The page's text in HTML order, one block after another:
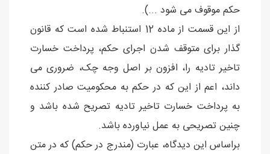
حکم موقوف می شود ...).
از این قسمت از ماده 12 استنباط شده است که قانون
گذار برای متوقف شدن اجرای حکم، پرداخت خسارت
تاخیر تادیه را، افزون بر اصل وجه چک، ضروری می
داند، اعم از این که در حکم به محکومیت صادر کننده
به پرداخت خسارت تاخیر تادیه تصریح شده باشد و
چنین تصریحی به عمل نیاورده باشد.
براساس این دیدگاه، عبارت (مندرج در حکم) که در متن